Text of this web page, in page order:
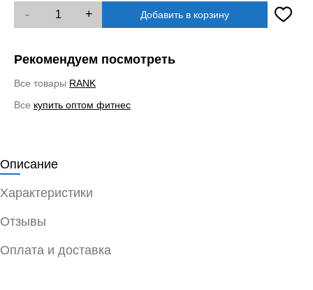
- + Добавить в корзину
Рекомендуем посмотреть
Все товары RANK
Все купить оптом фитнес
Описание
Характеристики
Отзывы
Оплата и доставка